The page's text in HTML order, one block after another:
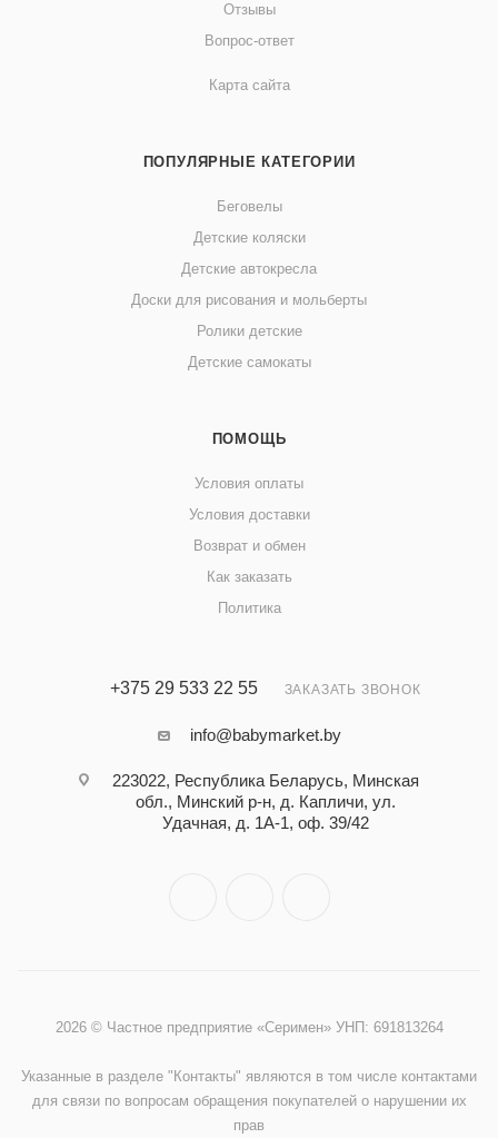
Отзывы
Вопрос-ответ
Карта сайта
ПОПУЛЯРНЫЕ КАТЕГОРИИ
Беговелы
Детские коляски
Детские автокресла
Доски для рисования и мольберты
Ролики детские
Детские самокаты
ПОМОЩЬ
Условия оплаты
Условия доставки
Возврат и обмен
Как заказать
Политика
+375 29 533 22 55 ЗАКАЗАТЬ ЗВОНОК
info@babymarket.by
223022, Республика Беларусь, Минская
обл., Минский р-н, д. Капличи, ул.
Удачная, д. 1А-1, оф. 39/42
2026 © Частное предприятие «Серимен» УНП: 691813264
Указанные в разделе "Контакты" являются в том числе контактами
для связи по вопросам обращения покупателей о нарушении их
прав